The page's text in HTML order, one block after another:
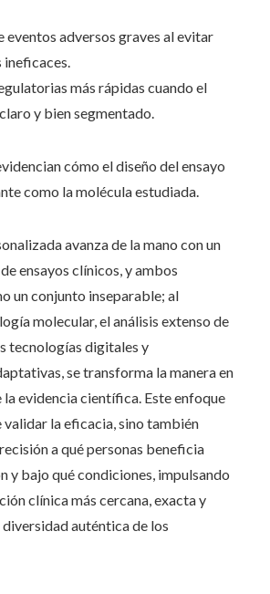
eventos adversos graves al evitar
más rápidas cuando el
y bien segmentado.
cómo el diseño del ensayo
como la molécula estudiada.
avanza de la mano con un
ensayos clínicos, y ambos
un conjunto inseparable; al
molecular, el análisis extenso de
tecnologías digitales y
se transforma la manera en
la evidencia científica. Este enfoque
validar la eficacia, sino también
a qué personas beneficia
y bajo qué condiciones, impulsando
clínica más cercana, exacta y
auténtica de los